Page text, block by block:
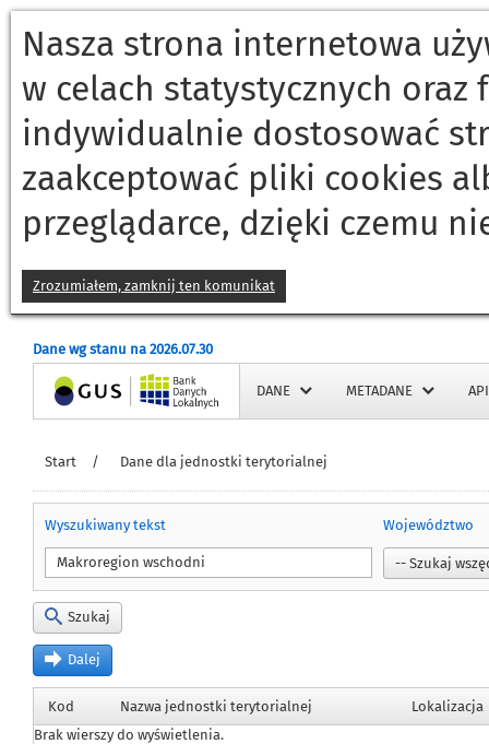
Nasza strona internetowa
w celach statystycznych
indywidualnie dostosować
zaakceptować pliki cookies
przeglądarce, dzięki czemu
Zrozumiałem, zamknij ten komunikat
Dane wg stanu na 2026.07.30
Strona główna DANE METADANE API
Start / Dane dla jednostki terytorialnej
Wyszukiwany tekst Województwo
Szukaj
Dalej
Kod Nazwa jednostki terytorialnej Lokalizacja
Brak wierszy do wyświetlenia.